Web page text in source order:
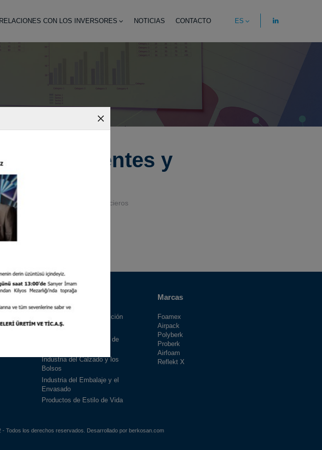
RELACIONES CON LOS INVERSORES NOTICIAS CONTACTO ES
y
Independientes y Estados Financieros
Industria de la Construcción
Industria automotriz
Industria de Accesorios de
Industria del Calzado y los
Bolsos
Industria del Embalaje y el
Envasado
Productos de Estilo de Vida
Marcas
Foamex
Airpack
Polyberk
Proberk
Airfoam
Reflekt X
- Todos los derechos reservados. Desarrollado por berkosan.com